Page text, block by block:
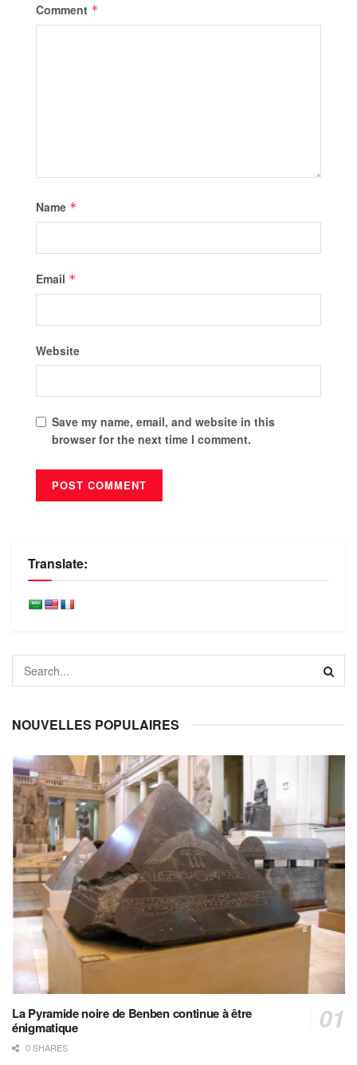
Comment *
Name *
Email *
Website
Save my name, email, and website in this
browser for the next time I comment.
Translate:
NOUVELLES POPULAIRES
La Pyramide noire de Benben continue à être
énigmatique
0 SHARES